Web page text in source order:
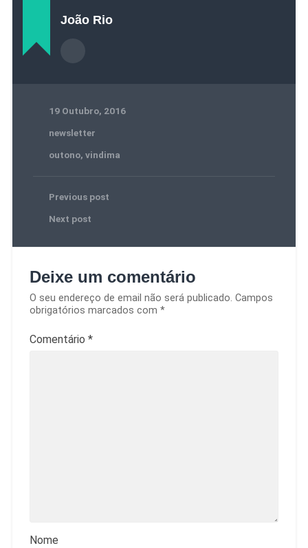
João Rio
19 Outubro, 2016
newsletter
outono, vindima
Previous post
Next post
Deixe um comentário
O seu endereço de email não será publicado. Campos
obrigatórios marcados com *
Comentário *
Nome